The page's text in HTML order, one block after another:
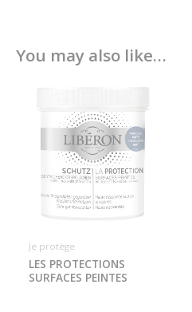
You may also like…
Je protège
LES PROTECTIONS
SURFACES PEINTES